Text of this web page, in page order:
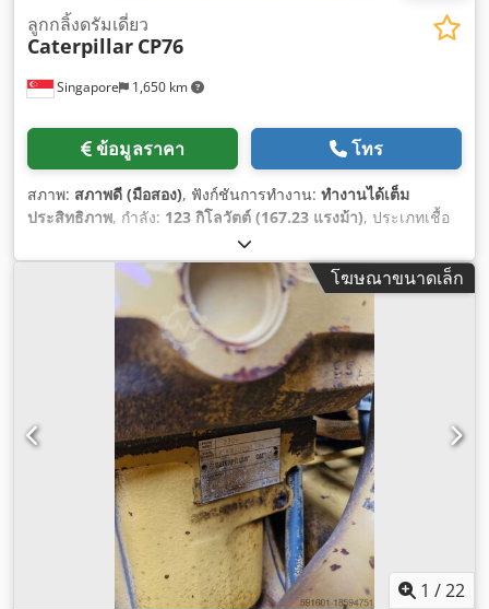
Singapore 1,650 km
ลูกกลิ้งดรัมเดี่ยว
Caterpillar CP76
ข้อมูลราคา โทร
สภาพ: สภาพดี (มือสอง), ฟังก์ชันการทำงาน: ทำงานได้เต็ม
ประสิทธิภาพ, กำลัง: 123 กิโลวัตต์ (167.23 แรงม้า), ประเภทเชื้อ
, น้ำหนักรวม:
เครื่องจักร/ยานพาหนะ:JCP00107, อุปกรณ์:ห้องโดยสาร,
โฆษณาขนาดเล็ก
1 /22